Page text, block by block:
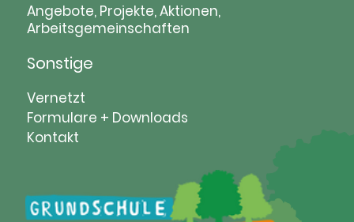
Navigation
überspringen
Angebote, Projekte, Aktionen,
Arbeitsgemeinschaften
Sonstige
Navigation
überspringen
Vernetzt
Formulare + Downloads
Kontakt